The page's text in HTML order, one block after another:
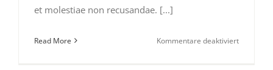
et molestiae non recusandae. [...]
Read More Kommentare deaktiviertfür